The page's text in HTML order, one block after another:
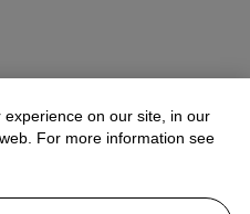
on our site, in our
For more information see